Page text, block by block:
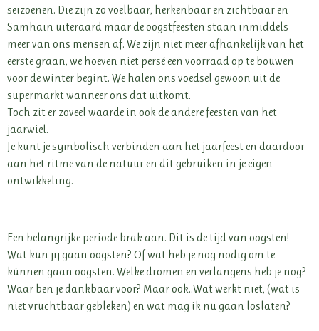
seizoenen. Die zijn zo voelbaar, herkenbaar en zichtbaar en
Samhain uiteraard maar de oogstfeesten staan inmiddels
meer van ons mensen af. We zijn niet meer afhankelijk van het
eerste graan, we hoeven niet persé een voorraad op te bouwen
voor de winter begint. We halen ons voedsel gewoon uit de
supermarkt wanneer ons dat uitkomt.
Toch zit er zoveel waarde in ook de andere feesten van het
jaarwiel.
Je kunt je symbolisch verbinden aan het jaarfeest en daardoor
aan het ritme van de natuur en dit gebruiken in je eigen
ontwikkeling.
Een belangrijke periode brak aan. Dit is de tijd van oogsten!
Wat kun jij gaan oogsten? Of wat heb je nog nodig om te
kúnnen gaan oogsten. Welke dromen en verlangens heb je nog?
Waar ben je dankbaar voor? Maar ook..Wat werkt niet, (wat is
niet vruchtbaar gebleken) en wat mag ik nu gaan loslaten?